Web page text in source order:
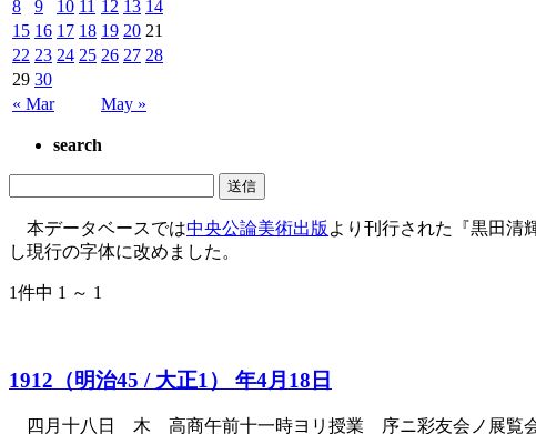
« Mar May »
8
9 10 11 12 13 14
15 16 17 18 19 20 21
22 23 24 25 26 27 28
29 30
search
本データベースでは中央公論美術出版 より刊行された『黒田清
し現行の字体に改めました。
1件中 1 ～ 1
1912（明治45 / 大正1） 年4月18日
四月十八日 木 高商午前十一時ヨリ授業 序ニ彩友会ノ展覧